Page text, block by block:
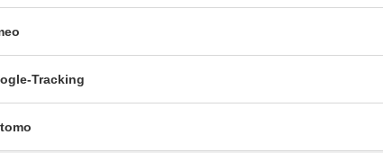
of Painting®" gestalten Sie unter genauer Schritt
Mallehrerin, Christine Burkowski, ein
Format: 40 x 50 cm. Auch wenn Sie noch nie mit
Sie schnell diese Maltechnik erlernen und
Tracking